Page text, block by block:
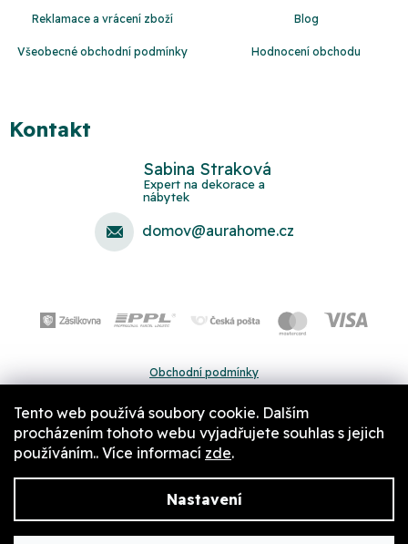
Tento web používá soubory cookie. Dalším
procházením tohoto webu vyjadřujete souhlas s jejich
používáním.. Více informací zde.
Nastavení
Reklamace a vrácení zboží
Všeobecné obchodní podmínky
Blog
Hodnocení obchodu
Kontakt
Sabina Straková
domov@aurahome.cz
Obchodní podmínky
Pravidla a nastavení cookies
Copyright 2026Aurahome.cz. Všechna práva vyhrazena.